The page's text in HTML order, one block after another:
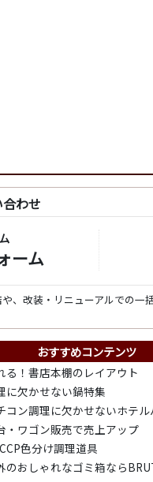
わせ
ーム
改装・リニューアルでの一
おすすめコンテンツ
る！書店本棚のレイアウト
に欠かせない鍋特集
コン調理に欠かせないホテル
・ワゴン販売で売上アップ
色分け調理道具
のおしゃれなゴミ箱なら